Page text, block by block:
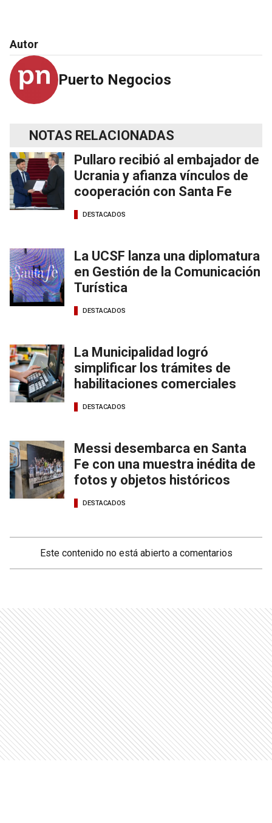
Autor
Puerto Negocios
NOTAS RELACIONADAS
Pullaro recibió al embajador de
Ucrania y afianza vínculos de
cooperación con Santa Fe
DESTACADOS
La UCSF lanza una diplomatura
en Gestión de la Comunicación
Turística
DESTACADOS
La Municipalidad logró
simplificar los trámites de
habilitaciones comerciales
DESTACADOS
Messi desembarca en Santa
Fe con una muestra inédita de
fotos y objetos históricos
DESTACADOS
Este contenido no está abierto a comentarios